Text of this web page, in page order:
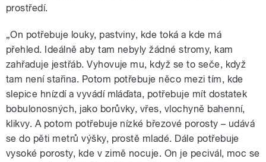
prostředí.
„On potřebuje louky, pastviny, kde toká a kde má
přehled. Ideálně aby tam nebyly žádné stromy, kam
zahřaduje jestřáb. Vyhovuje mu, když se to seče, když
tam není stařina. Potom potřebuje něco mezi tím, kde
slepice hnízdí a vyvádí mláďata, potřebuje mít dostatek
bobulonosných, jako borůvky, vřes, vlochyně bahenní,
klikvy. A potom potřebuje nízké březové porosty – udává
se do pěti metrů výšky, prostě mladé. Dále potřebuje
vysoké porosty, kde v zimě nocuje. On je pecivál, moc se